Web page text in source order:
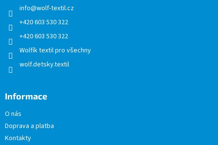
info@wolf-textil.cz
+420 603 530 322
+420 603 530 322
Wolfík textil pro všechny
wolf.detsky.textil
Informace
O nás
Doprava a platba
Kontakty